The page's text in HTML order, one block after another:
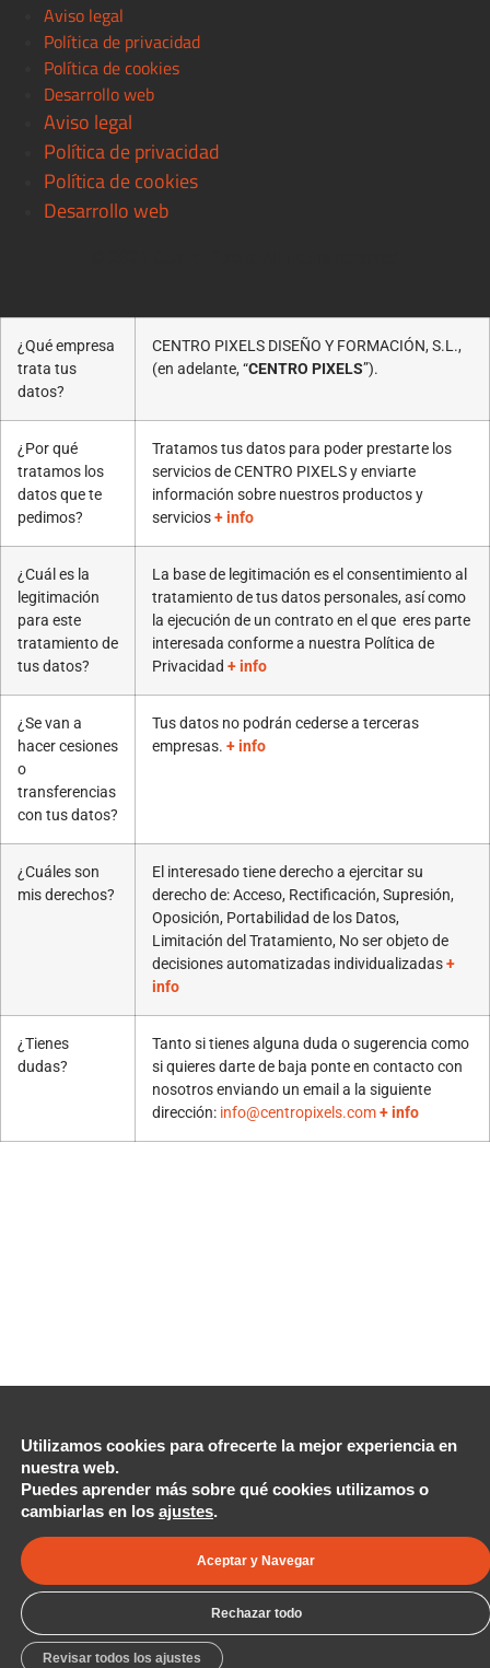
Aviso legal
Política de privacidad
Política de cookies
Desarrollo web
Aviso legal
Política de privacidad
Política de cookies
Desarrollo web
Utilizamos cookies para ofrecerte la mejor experiencia en
nuestra web.
Puedes aprender más sobre qué cookies utilizamos o
cambiarlas en los ajustes.
Aceptar y Navegar
Rechazar todo
Revisar todos los ajustes
¿Qué empresa
trata tus
datos?
CENTRO PIXELS DISEÑO Y FORMACIÓN, S.L.,
(en adelante, “CENTRO PIXELS”).
¿Por qué
tratamos los
datos que te
pedimos?
Tratamos tus datos para poder prestarte los
servicios de CENTRO PIXELS y enviarte
información sobre nuestros productos y
servicios+ info
¿Cuál es la
legitimación
para este
tratamiento de
tus datos?
La base de legitimación es el consentimiento al
tratamiento de tus datos personales, así como
la ejecución de un contrato en el que eres parte
interesada conforme a nuestra Política de
Privacidad + info
¿Se van a
hacer cesiones
o
transferencias
con tus datos?
Tus datos no podrán cederse a terceras
empresas. + info
¿Cuáles son
mis derechos?
El interesado tiene derecho a ejercitar su
derecho de: Acceso, Rectificación, Supresión,
Oposición, Portabilidad de los Datos,
Limitación del Tratamiento, No ser objeto de
decisiones automatizadas individualizadas+
info
¿Tienes
dudas?
Tanto si tienes alguna duda o sugerencia como
si quieres darte de baja ponte en contacto con
nosotros enviando un email a la siguiente
dirección: info@centropixels.com+ info